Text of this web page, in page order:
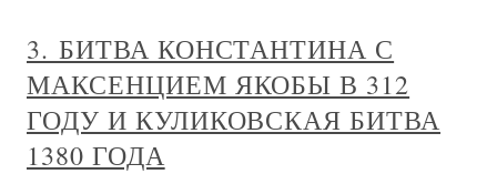
3. БИТВА КОНСТАНТИНА С
МАКСЕНЦИЕМ ЯКОБЫ В 312
ГОДУ И КУЛИКОВСКАЯ БИТВА
1380 ГОДА